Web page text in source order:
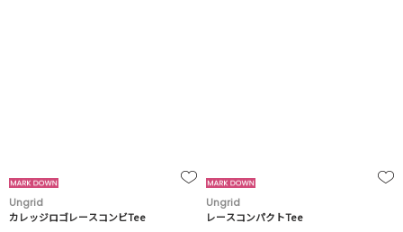
Ungrid
カレッジロゴレースコンビTee
Ungrid
レースコンパクトTee